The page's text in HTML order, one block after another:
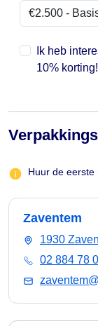
Ik heb
10% korting!
Huur de
Zaventem
1930
02 884 78